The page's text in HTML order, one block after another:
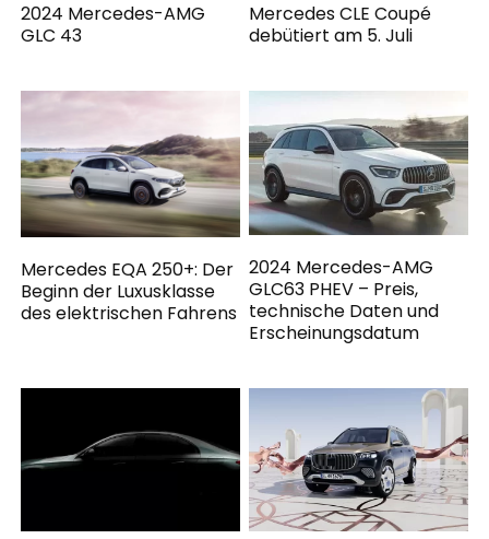
2024 Mercedes-AMG
GLC 43
Mercedes CLE Coupé
debütiert am 5. Juli
Mercedes EQA 250+: Der
Beginn der Luxusklasse
des elektrischen Fahrens
2024 Mercedes-AMG
GLC63 PHEV – Preis,
technische Daten und
Erscheinungsdatum